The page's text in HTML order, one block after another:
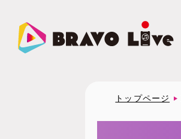
トップページ